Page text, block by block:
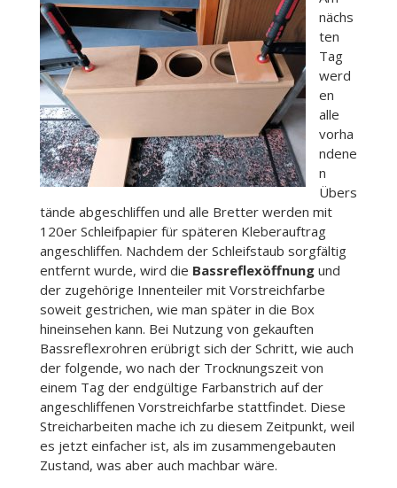
nächs
ten
Tag
werd
en
alle
vorha
ndene
n
Übers
tände abgeschliffen und alle Bretter werden mit
120er Schleifpapier für späteren Kleberauftrag
angeschliffen. Nachdem der Schleifstaub sorgfältig
entfernt wurde, wird die Bassreflexöffnungund
der zugehörige Innenteiler mit Vorstreichfarbe
soweit gestrichen, wie man später in die Box
hineinsehen kann. Bei Nutzung von gekauften
Bassreflexrohren erübrigt sich der Schritt, wie auch
der folgende, wo nach der Trocknungszeit von
einem Tag der endgültige Farbanstrich auf der
angeschliffenen Vorstreichfarbe stattfindet. Diese
Streicharbeiten mache ich zu diesem Zeitpunkt, weil
es jetzt einfacher ist, als im zusammengebauten
Zustand, was aber auch machbar wäre.